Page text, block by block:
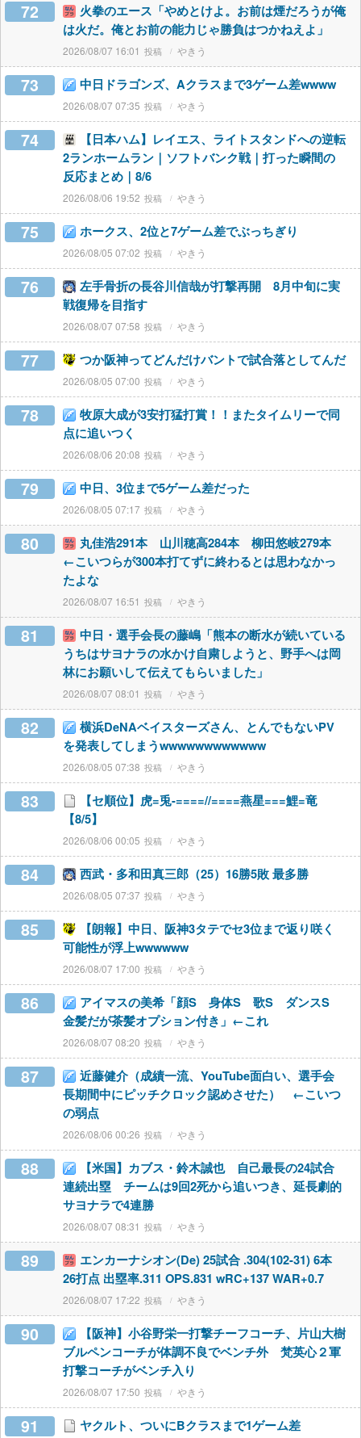
72
火拳のエース「やめとけよ。お前は煙だろうが俺
は火だ。俺とお前の能力じゃ勝負はつかねえよ」
2026/08/07 16:01 やきう
73 中日ドラゴンズ、Aクラスまで3ゲーム差wwww
2026/08/07 07:35 やきう
74
【日本ハム】レイエス、ライトスタンドへの逆転
2ランホームラン｜ソフトバンク戦｜打った瞬間の
反応まとめ｜8/6
2026/08/06 19:52 やきう
75 ホークス、2位と7ゲーム差でぶっちぎり
2026/08/05 07:02 やきう
76
左手骨折の長谷川信哉が打撃再開 8月中旬に実
戦復帰を目指す
2026/08/07 07:58 やきう
77 つか阪神ってどんだけバントで試合落としてんだ
2026/08/05 07:00 やきう
78
牧原大成が3安打猛打賞！！またタイムリーで同
点に追いつく
2026/08/06 20:08 やきう
79 中日、3位まで5ゲーム差だった
2026/08/05 07:17 やきう
80
丸佳浩291本 山川穂高284本 柳田悠岐279本
←こいつらが300本打てずに終わるとは思わなかっ
たよな
2026/08/07 16:51 やきう
81
中日・選手会長の藤嶋「熊本の断水が続いている
うちはサヨナラの水かけ自粛しようと、野手へは岡
林にお願いして伝えてもらいました」
2026/08/07 08:01 やきう
82
横浜DeNAベイスターズさん、とんでもないPV
を発表してしまうwwwwwwwwwwww
2026/08/05 07:38 やきう
83
【セ順位】虎=兎-====//====燕星===鯉=竜
【8/5】
2026/08/06 00:05 やきう
84 西武・多和田真三郎（25）16勝5敗 最多勝
2026/08/05 07:37 やきう
85
【朗報】中日、阪神3タテでセ3位まで返り咲く
可能性が浮上wwwwww
2026/08/07 17:00 やきう
86
アイマスの美希「顔S 身体S 歌S ダンスS
金髪だが茶髪オプション付き」←これ
2026/08/07 08:20 やきう
87
近藤健介（成績一流、YouTube面白い、選手会
長期間中にピッチクロック認めさせた） ←こいつ
の弱点
2026/08/06 00:26 やきう
88
【米国】カブス・鈴木誠也 自己最長の24試合
連続出塁 チームは9回2死から追いつき、延長劇的
サヨナラで4連勝
2026/08/07 08:31 やきう
89
エンカーナシオン(De) 25試合 .304(102-31) 6本
26打点 出塁率.311 OPS.831 wRC+137 WAR+0.7
2026/08/07 17:22 やきう
90
【阪神】小谷野栄一打撃チーフコーチ、片山大樹
ブルペンコーチが体調不良でベンチ外 梵英心２軍
打撃コーチがベンチ入り
2026/08/07 17:50 やきう
91 ヤクルト、ついにBクラスまで1ゲーム差